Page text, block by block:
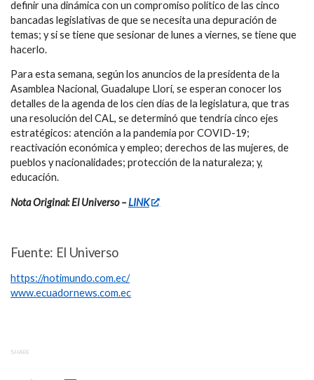
definir una dinámica con un compromiso político de las cinco
bancadas legislativas de que se necesita una depuración de
temas; y si se tiene que sesionar de lunes a viernes, se tiene que
hacerlo.
Para esta semana, según los anuncios de la presidenta de la
Asamblea Nacional, Guadalupe Llori, se esperan conocer los
detalles de la agenda de los cien días de la legislatura, que tras
una resolución del CAL, se determinó que tendría cinco ejes
estratégicos: atención a la pandemia por COVID-19;
reactivación económica y empleo; derechos de las mujeres, de
pueblos y nacionalidades; protección de la naturaleza; y,
educación.
Nota Original: El Universo –LINK
Fuente: El Universo
https://notimundo.com.ec/
www.ecuadornews.com.ec
SHARE